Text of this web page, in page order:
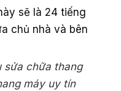
sẽ là 24 tiếng
chủ nhà và bên
sửa chữa thang
máy uy tín